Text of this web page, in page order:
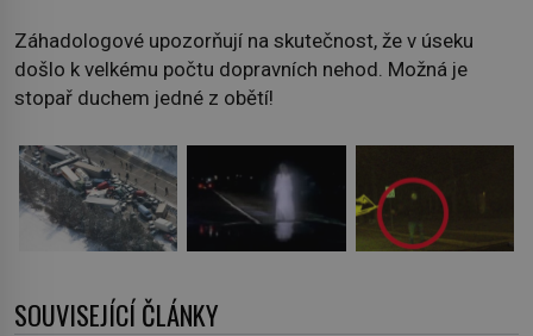
Záhadologové upozorňují na skutečnost, že v úseku
došlo k velkému počtu dopravních nehod. Možná je
stopař duchem jedné z obětí!
SOUVISEJÍCÍ ČLÁNKY